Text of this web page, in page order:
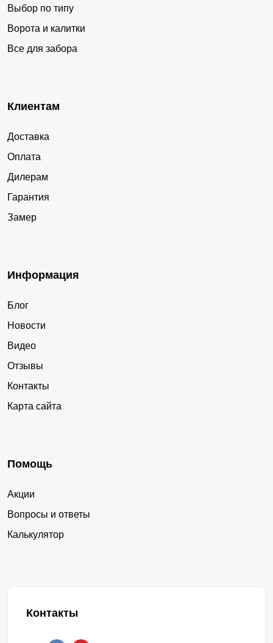
Выбор по типу
Ворота и калитки
Все для забора
Клиентам
Доставка
Оплата
Дилерам
Гарантия
Замер
Информация
Блог
Новости
Видео
Отзывы
Контакты
Карта сайта
Помощь
Акции
Вопросы и ответы
Калькулятор
Контакты